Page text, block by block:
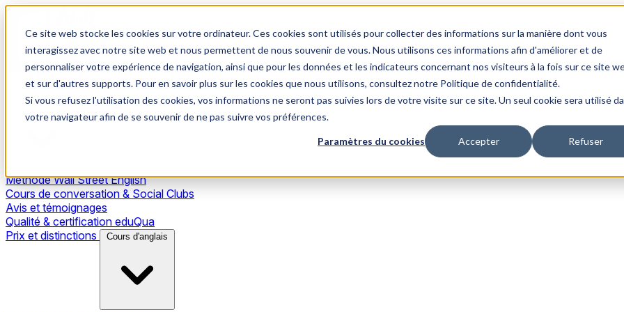
Ce site web stocke les cookies sur votre ordinateur. Ces cookies sont utilisés pour collecter des informations sur la manière dont vous
interagissez avec notre site web et nous permettent de nous souvenir de vous. Nous utilisons ces informations afin d'améliorer et de
personnaliser votre expérience de navigation, ainsi que pour les données et les indicateurs concernant nos visiteurs à la fois sur ce site
et sur d'autres supports. Pour en savoir plus sur les cookies que nous utilisons, consultez notre Politique de confidentialité.
Si vous refusez l'utilisation des cookies, vos informations ne seront pas suivies lors de votre visite sur ce site. Un seul cookie sera utilisé
votre navigateur afin de se souvenir de ne pas suivre vos préférences.
Paramètres du cookies Accepter Refuser
Notre méthode
Méthode Wall Street English
Cours de conversation & Social Clubs
Avis et témoignages
Qualité & certification eduQua
Prix et distinctions
Cours d'anglais